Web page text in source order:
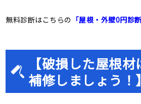
無料診断はこちらの 「屋根・外壁0円診断
【破損した屋根
補修しましょう！】